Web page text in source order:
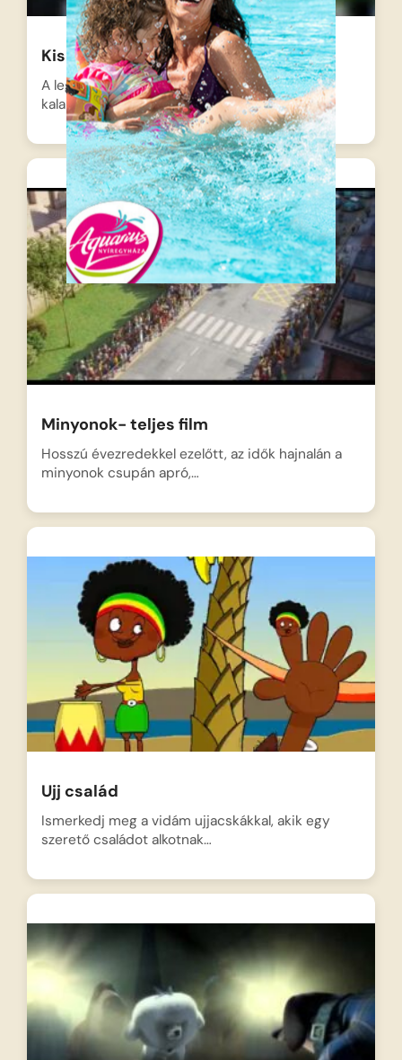
Kis Vuk 2
A legendás vadász, Vuk fia, a csintalan Kis Vuk
kalandjai…
Minyonok- teljes film
Hosszú évezredekkel ezelőtt, az idők hajnalán a
minyonok csupán apró,…
Ujj család
Ismerkedj meg a vidám ujjacskákkal, akik egy
szerető családot alkotnak…